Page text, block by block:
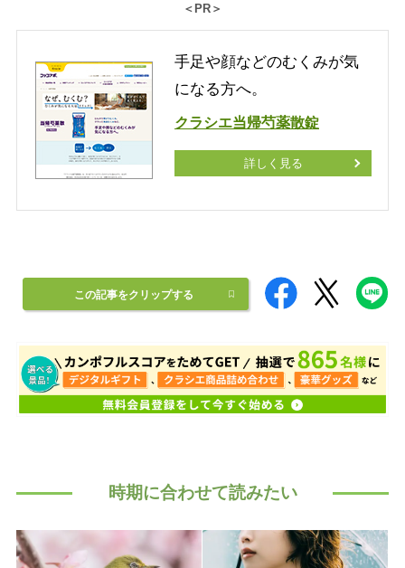
＜PR＞
手足や顔などのむくみが気
になる方へ。
クラシエ当帰芍薬散錠
詳しく見る
この記事をクリップする
時期に合わせて読みたい